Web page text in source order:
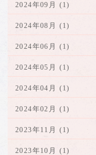
2024年09月 (1)
2024年08月 (1)
2024年06月 (1)
2024年05月 (1)
2024年04月 (1)
2024年02月 (1)
2023年11月 (1)
2023年10月 (1)